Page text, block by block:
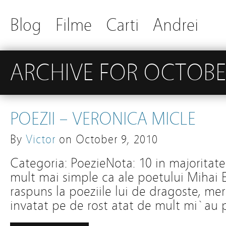
Blog Filme Carti Andrei
ARCHIVE FOR
POEZII – VERONICA MICLE
By Victor on October 9, 2010
Categoria: PoezieNota: 10 in
mult mai simple ca ale poetului Mihai
raspuns la poeziile lui de dragoste,
invatat pe de rost atat de mult mi`au